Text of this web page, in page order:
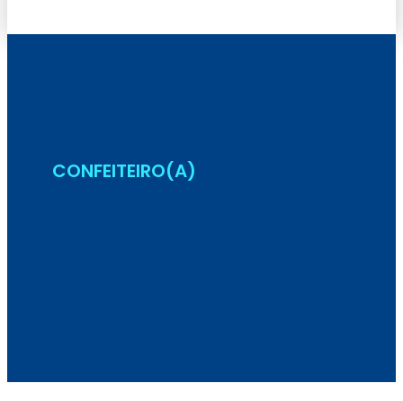
CONFEITEIRO(A)